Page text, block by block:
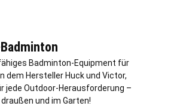
Badminton-Equipment für
dem Hersteller Huck und Victor,
jede Outdoor-Herausforderung –
und im Garten!